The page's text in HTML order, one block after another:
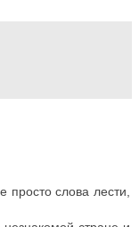
просто слова лести,